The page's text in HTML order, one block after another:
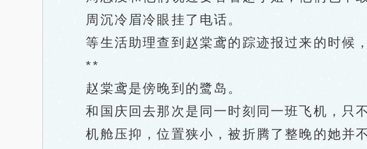
周沉冷眉冷眼挂了电话。
等生活助理查到赵棠鸢的踪迹报过来的时候，
**
赵棠鸢是傍晚到的鹭岛。
和国庆回去那次是同一时刻同一班飞机，只不
机舱压抑，位置狭小，被折腾了整晚的她并